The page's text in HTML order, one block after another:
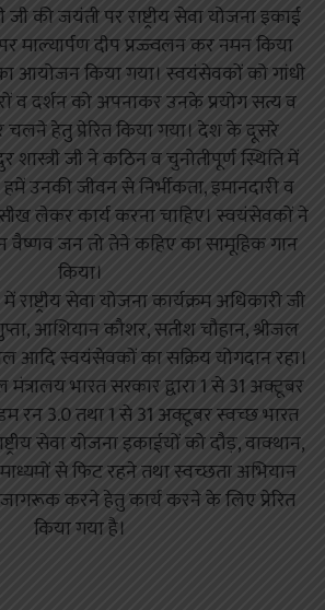
जी की जयंती पर राष्ट्रीय सेवा योजना इकाई
पर माल्यार्पण दीप प्रज्ज्वलन कर नमन किया
का आयोजन किया गया। स्वयंसेवकों को गांधी
व दर्शन को अपनाकर उनके प्रयोग सत्य व
चलने हेतु प्रेरित किया गया। देश के दूसरे
शास्त्री जी ने कठिन व चुनोतीपूर्ण स्थिति में
उनकी जीवन से निर्भीकता, इमानदारी व
लेकर कार्य करना चाहिए। स्वयंसेवकों ने
वैष्णव जन तो तेने कहिए का सामूहिक गान
किया।
सेवा योजना कार्यक्रम अधिकारी जी
आशियान कौशर, सतीश चौहान, श्रीजल
आदि स्वयंसेवकों का सक्रिय योगदान रहा।
भारत सरकार द्वारा 1 से 31 अक्टूबर
रन 3.0 तथा 1 से 31 अक्टूबर स्वच्छ भारत
सेवा योजना इकाईयों को दौड़, वाक्थान,
से फिट रहने तथा स्वच्छता अभियान
करने हेतु कार्य करने के लिए प्रेरित
किया गया है।